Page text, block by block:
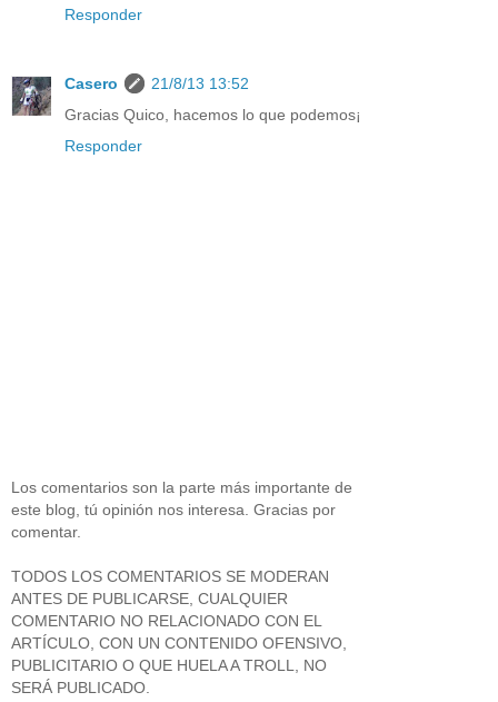
Responder
Casero
21/8/13 13:52
Gracias Quico, hacemos lo que podemos¡
Responder
Los comentarios son la parte más importante de
este blog, tú opinión nos interesa. Gracias por
comentar.
TODOS LOS COMENTARIOS SE MODERAN
ANTES DE PUBLICARSE, CUALQUIER
COMENTARIO NO RELACIONADO CON EL
ARTÍCULO, CON UN CONTENIDO OFENSIVO,
PUBLICITARIO O QUE HUELA A TROLL, NO
SERÁ PUBLICADO.